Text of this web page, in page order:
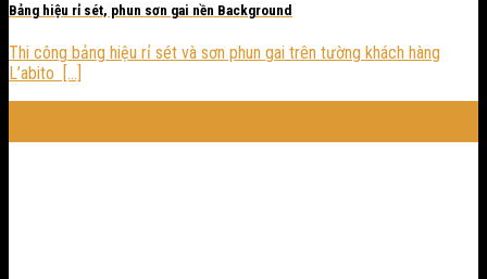
Bảng hiệu rỉ sét, phun sơn gai nền Background
Thi công bảng hiệu rỉ sét và sơn phun gai trên tường khách hàng
L’abito [...]